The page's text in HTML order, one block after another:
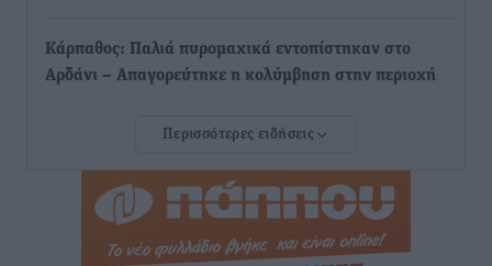
Κάρπαθος: Παλιά πυρομαχικά εντοπίστηκαν στο
Αρδάνι – Απαγορεύτηκε η κολύμβηση στην περιοχή
εφησυχασμού» – Σε πλήρη ετοιμότητα ο μηχανισμός
Ειδήσεις• πριν 5 ώρες
Περισσότερες ειδήσεις